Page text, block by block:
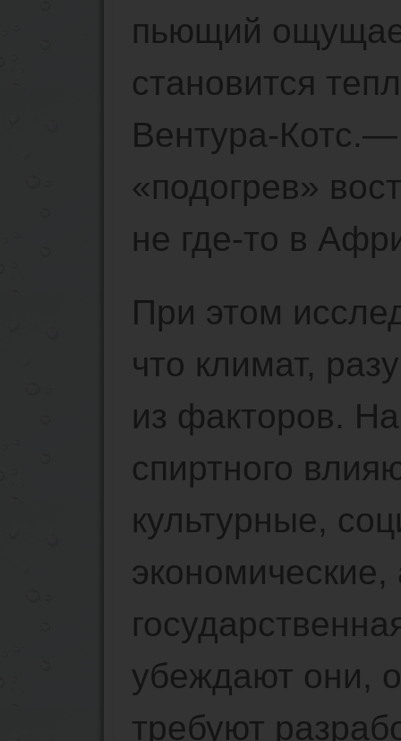
пьющий
становится
Вентура-
«подогрев»
не где-то в
При этом
что климат,
из факторов.
спиртного
культурные,
убеждают они,
требуют